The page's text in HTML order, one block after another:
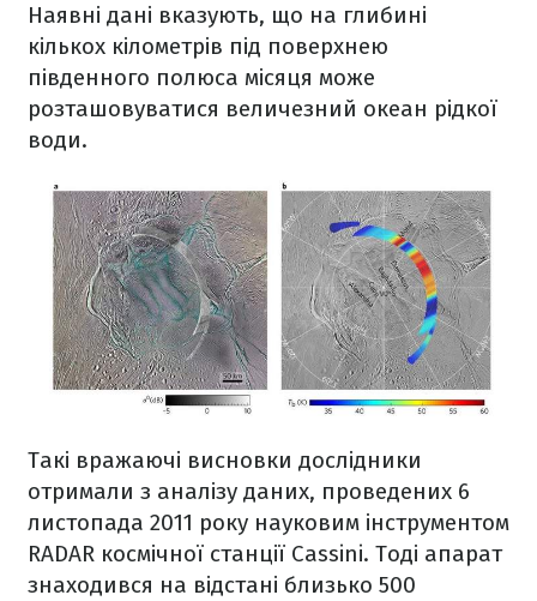
Наявні дані вказують, що на глибині
кількох кілометрів під поверхнею
південного полюса місяця може
розташовуватися величезний океан рідкої
води.
Такі вражаючі висновки дослідники
отримали з аналізу даних, проведених 6
листопада 2011 року науковим інструментом
RADAR космічної станції Cassini. Тоді апарат
знаходився на відстані близько 500